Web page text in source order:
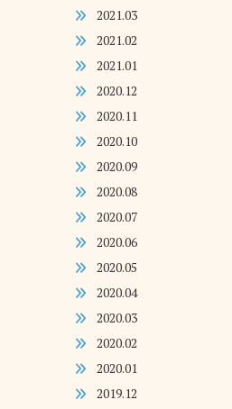
2021.03
2021.02
2021.01
2020.12
2020.11
2020.10
2020.09
2020.08
2020.07
2020.06
2020.05
2020.04
2020.03
2020.02
2020.01
2019.12